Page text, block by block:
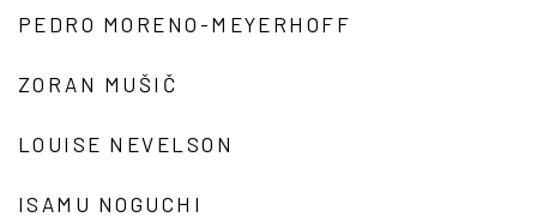
PEDRO MORENO-MEYERHOFF
ZORAN MUŠIČ
LOUISE NEVELSON
ISAMU NOGUCHI